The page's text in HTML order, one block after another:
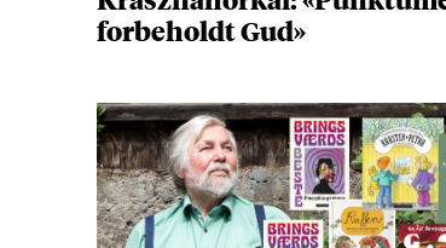
forbeholdt Gud»